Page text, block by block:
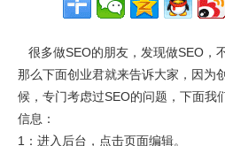
很多做SEO的朋友，发现做SEO，
那么下面创业君就来告诉大家，因为
候，专门考虑过SEO的问题，下面我
信息：
1：进入后台，点击页面编辑。